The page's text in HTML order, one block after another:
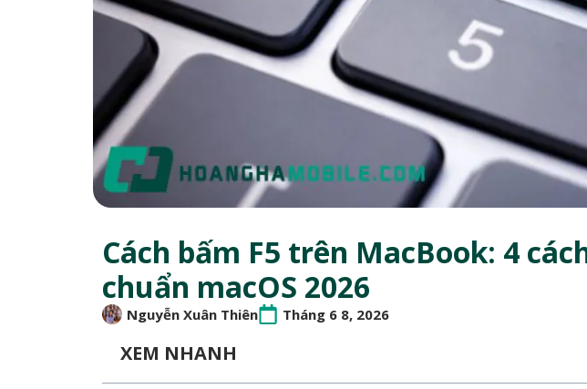
Cách bấm F5 trên MacBook: 4
chuẩn macOS 2026
Nguyễn Xuân Thiên Tháng 6 8, 2026
XEM NHANH